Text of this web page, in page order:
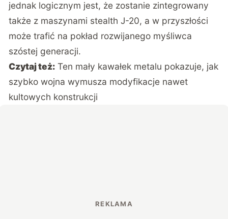
jednak logicznym jest, że zostanie zintegrowany
także z maszynami stealth J-20, a w przyszłości
może trafić na pokład rozwijanego myśliwca
szóstej generacji.
Czytaj też: Ten mały kawałek metalu pokazuje, jak
szybko wojna wymusza modyfikacje nawet
kultowych konstrukcji